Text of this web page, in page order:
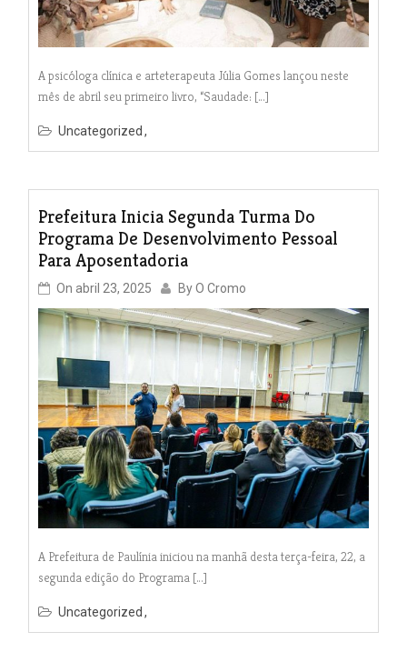
A psicóloga clínica e arteterapeuta Júlia Gomes lançou neste
mês de abril seu primeiro livro, “Saudade: […]
Uncategorized
Prefeitura Inicia Segunda Turma Do
Programa De Desenvolvimento Pessoal
Para Aposentadoria
On abril 23, 2025 ByO Cromo
A Prefeitura de Paulínia iniciou na manhã desta terça-feira, 22, a
segunda edição do Programa […]
Uncategorized